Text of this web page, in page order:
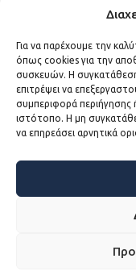
Για να παρέχουμε την
όπως cookies για την
συσκευών. Η συγκατάθεση
επιτρέψει να
συμπεριφορά περιήγησης
ιστότοπο. Η μη
να επηρεάσει αρνητικά
WEB DEVELOPMENT